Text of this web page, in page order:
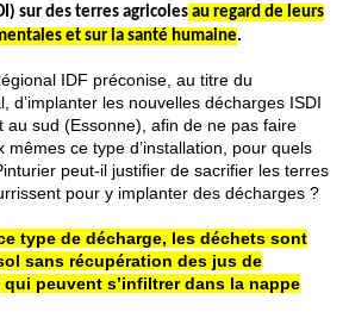
sur des terres agricoles au regard de leurs
et sur la santé humaine.
IDF préconise, au titre du
d’implanter les nouvelles décharges ISDI
au sud (Essonne), afin de ne pas faire
ce type d’installation, pour quels
peut-il justifier de sacrifier les terres
pour y implanter des décharges ?
type de décharge, les déchets sont
sans récupération des jus de
peuvent s’infiltrer dans la nappe